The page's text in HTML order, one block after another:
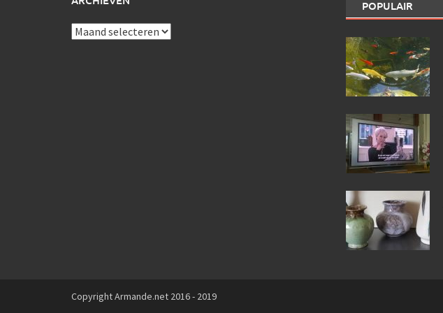
Archieven
POPULAIR
Copyright Armande.net 2016 - 2019